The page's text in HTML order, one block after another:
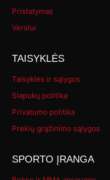
Pristatymas
Verslui
TAISYKLĖS
Taisyklės ir sąlygos
Slapukų politika
Privatumo politika
Prekių grąžinimo sąlygos
SPORTO ĮRANGA